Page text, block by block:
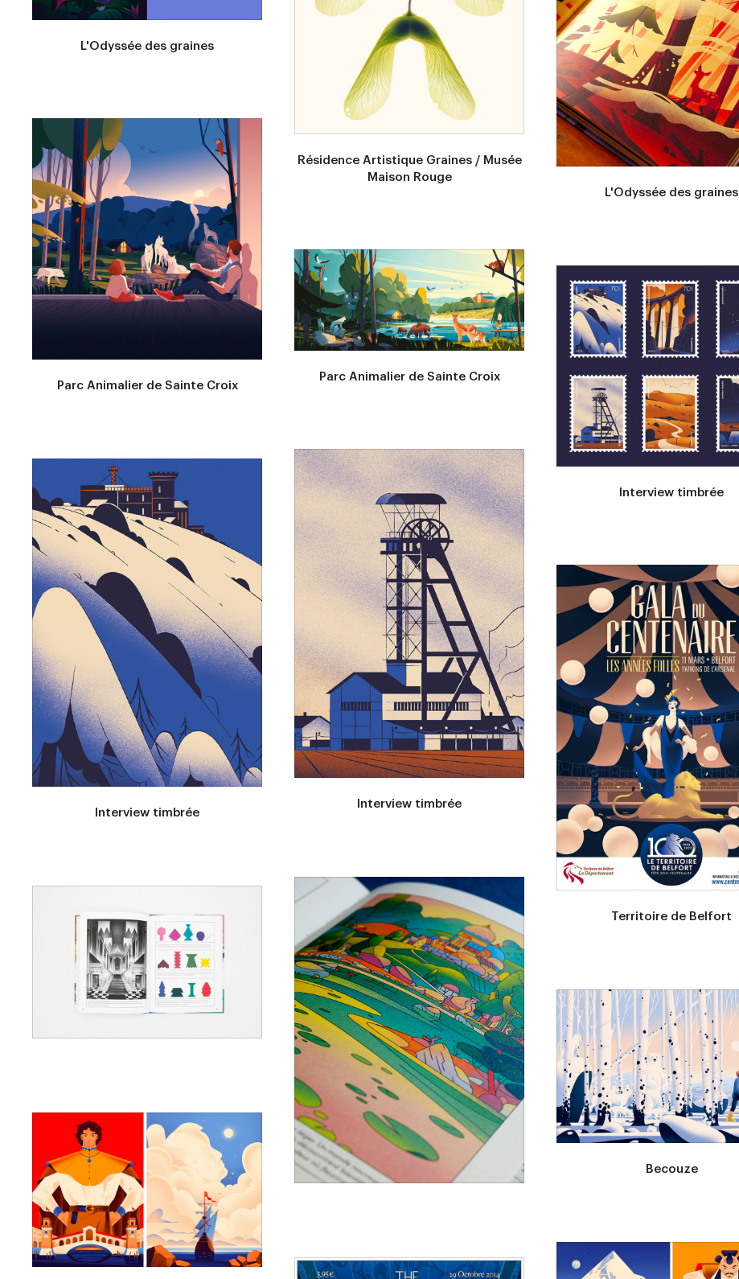
L'Odyssée des graines
L'Odyssée des graines
Résidence Artistique Graines / Musée
Maison Rouge
Parc Animalier de Sainte Croix
Parc Animalier de Sainte Croix
Interview timbrée
Interview timbrée
Interview timbrée
Territoire de Belfort
Becouze